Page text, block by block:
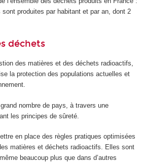
produites par habitant et par an, dont 2
déchets
des matières et des déchets radioactifs,
la protection des populations actuelles et
nombre de pays, à travers une
les principes de sûreté.
en place des règles pratiques optimisées
matières et déchets radioactifs. Elles sont
beaucoup plus que dans d’autres